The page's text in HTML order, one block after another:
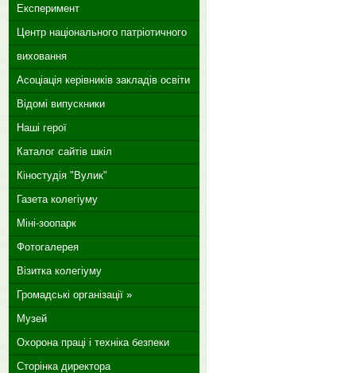
Експеримент
Центр національного патріотичного
виховання
Асоціація керівників закладів освіти
Відомі випускники
Наші герої
Каталог сайтів шкіл
Кіностудія "Вулик"
Газета колегіуму
Міні-зоопарк
Фотогалерея
Візитка колегіуму
Громадські організації »
Музей
Охорона праці і техніка безпеки
Сторінка директора